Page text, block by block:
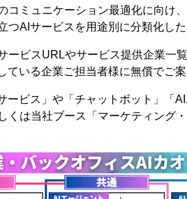
コミュニケーション最適化に向け
つAIサービスを用途別に分類化した
ービスURLやサービス提供企業一
いる企業ご担当者様に無償でご案
ービス」や「チャットボット」「
くは当社ブース「マーケティング